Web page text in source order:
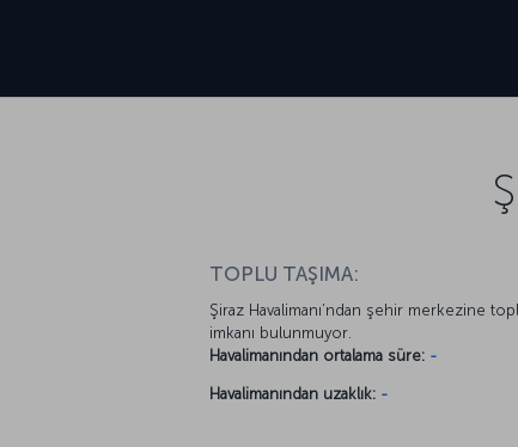
TOPLU TAŞIMA:
Şiraz Havalimanı’ndan şehir merkezine
imkanı bulunmuyor.
Havalimanından ortalama süre: -
Havalimanından uzaklık: -